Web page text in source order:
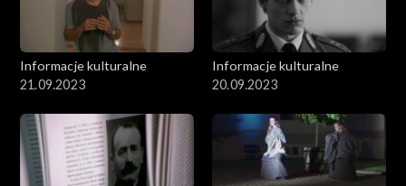
Informacje kulturalne
21.09.2023
Informacje kulturalne
20.09.2023